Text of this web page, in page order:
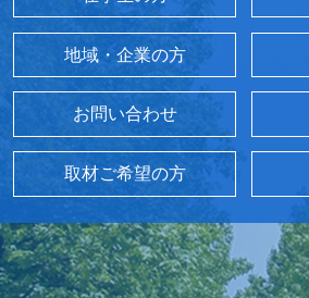
地域・企業の方
お問い合わせ
取材ご希望の方